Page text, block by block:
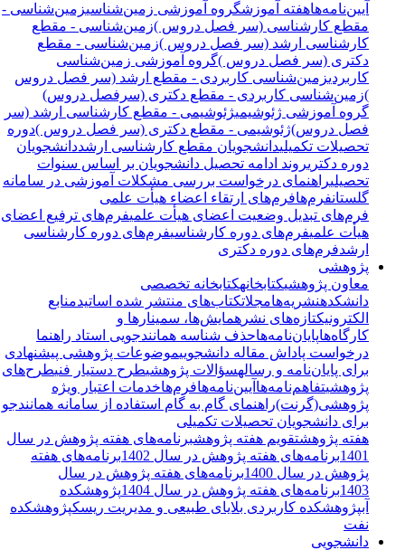
آیین‌نامه‌هاهفته آموزشگروه آموزشی زمین‌شناسیزمین‌شناسی -
مقطع کارشناسی (سر فصل دروس ) زمین‌شناسی - مقطع
کارشناسی ارشد (سر فصل دروس ) زمین‌شناسی - مقطع
دکتری (سر فصل دروس ) گروه آموزشی زمین‌شناسی
کاربردیزمین‌شناسی کاربردی - مقطع ارشد (سر فصل دروس
زمین‌شناسی کاربردی - مقطع دکتری (سرفصل دروس)
گروه آموزشی ژئوشیمیژئوشیمی - مقطع کارشناسی ارشد (سر
فصل دروس) ژئوشیمی - مقطع دکتری (سر فصل دروس ) دوره
تحصیلات تکمیلیدانشجویان مقطع کارشناسی ارشددانشجویان
دوره دکتریروند ادامه تحصیل دانشجویان بر اساس سنوات
تحصیلیراهنمای درخواست بررسی مشکلات آموزشی در سامانه
گلستانفرم‌هافرم‌های ارتقاء اعضاء هیأت علمی
فرم‌های تبدیل وضعیت اعضای هیأت علمیفرم‌های ترفیع اعضای
هیأت علمیفرم‌های دوره کارشناسیفرم‌های دوره کارشناسی
ارشدفرم‌های دوره دکتری
پژوهشی
معاون پژوهشیکتابخانهکتابخانه تخصصی
دانشکدهنشریه‌هامجلاتکتاب‌های منتشر شده اساتیدمنابع
الکترونیکتازه‌های نشرهمایش‌ها، سمینارها و
کارگاه‌هاپایان‌نامه‌هاحذف شناسه همانندجویی استاد راهنما
درخواست پاداش مقاله دانشجوییموضوعات پژوهشی پیشنهادی
برای پایان‌نامه و رسالهسؤالات پژوهشیطرح دستیار فنیطرح‌های
پژوهشیتفاهم‌نامه‌هاآیین‌نامه‌هافرم‌هاخدمات اعتبار ویژه
پژوهشی(گرنت)راهنمای گام به گام استفاده از سامانه همانندجو
برای دانشجویان تحصیلات تکمیلی
هفته پژوهشتقویم هفته پژوهشبرنامه‌های هفته پژوهش در سال
1401برنامه‌های هفته پژوهش در سال 1402
برنامه‌های هفته
پژوهش در سال 1400
برنامه‌های هفته پژوهش در سال
1403برنامه‌های هفته پژوهش در سال 1404
پژوهشکده
پژوهشکده کاربردی بلایای طبیعی و مدیریت ریسکپژوهشکده
نفت
دانشجویی